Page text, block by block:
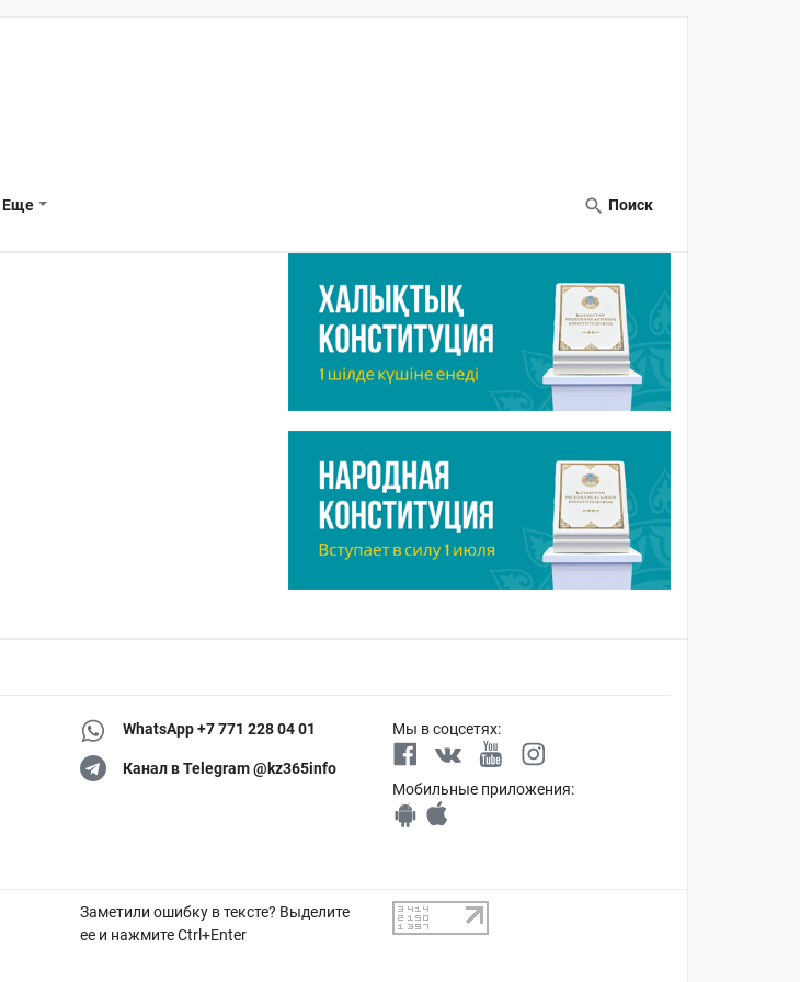
Еще Поиск
WhatsApp +7 771 228 04 01
Канал в Telegram @kz365info
Мы в соцсетях:
Мобильные приложения:
Заметили ошибку в тексте? Выделите
ее и нажмите Ctrl+Enter